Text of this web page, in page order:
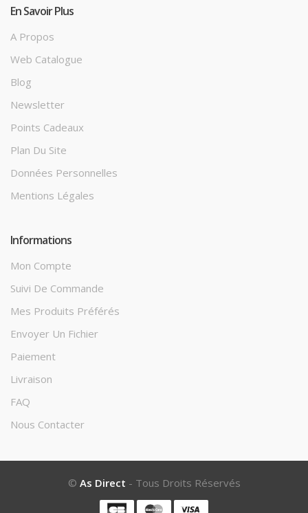
En Savoir Plus
A Propos
Web Catalogue
Blog
Newsletter
Points Cadeaux
Plan Du Site
Données Personnelles
Mentions Légales
Informations
Mon Compte
Suivi De Commande
Mes Produits Préférés
Envoyer Un Fichier
Paiement
Livraison
FAQ
Nous Contacter
© As Direct - Tous Droits Réservés